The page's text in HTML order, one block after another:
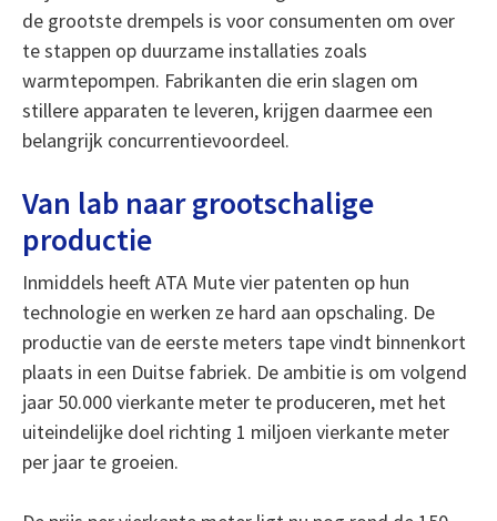
de grootste drempels is voor consumenten om over
te stappen op duurzame installaties zoals
warmtepompen. Fabrikanten die erin slagen om
stillere apparaten te leveren, krijgen daarmee een
belangrijk concurrentievoordeel.
Van lab naar grootschalige
productie
Inmiddels heeft ATA Mute vier patenten op hun
technologie en werken ze hard aan opschaling. De
productie van de eerste meters tape vindt binnenkort
plaats in een Duitse fabriek. De ambitie is om volgend
jaar 50.000 vierkante meter te produceren, met het
uiteindelijke doel richting 1 miljoen vierkante meter
per jaar te groeien.